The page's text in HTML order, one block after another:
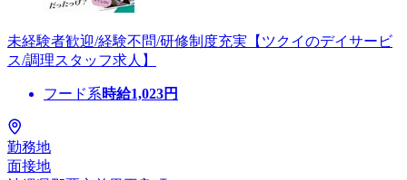
未経験者歓迎/経験不問/研修制度充実【ツクイのデイサービ
ス/調理スタッフ求人】
フード系時給1,023円
勤務地
面接地